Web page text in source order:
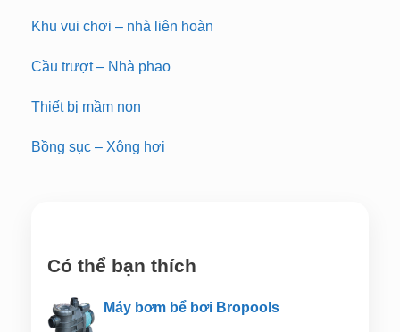
Khu vui chơi – nhà liên hoàn
Cầu trượt – Nhà phao
Thiết bị mầm non
Bồng sục – Xông hơi
Có thể bạn thích
Máy bơm bể bơi Bropools